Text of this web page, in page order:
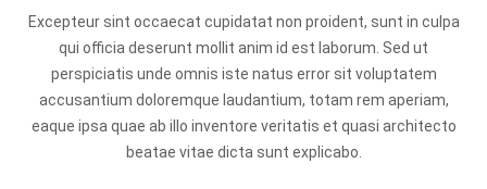
Excepteur sint occaecat cupidatat non proident, sunt in culpa
qui officia deserunt mollit anim id est laborum. Sed ut
perspiciatis unde omnis iste natus error sit voluptatem
accusantium doloremque laudantium, totam rem aperiam,
eaque ipsa quae ab illo inventore veritatis et quasi architecto
beatae vitae dicta sunt explicabo.